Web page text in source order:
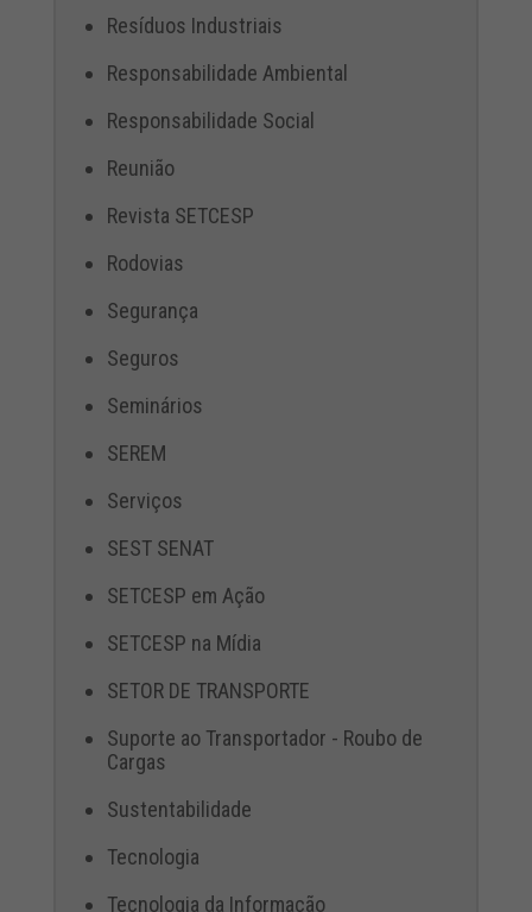
Resíduos Industriais
Responsabilidade Ambiental
Responsabilidade Social
Reunião
Revista SETCESP
Rodovias
Segurança
Seguros
Seminários
SEREM
Serviços
SEST SENAT
SETCESP em Ação
SETCESP na Mídia
SETOR DE TRANSPORTE
Suporte ao Transportador - Roubo de
Cargas
Sustentabilidade
Tecnologia
Tecnologia da Informação